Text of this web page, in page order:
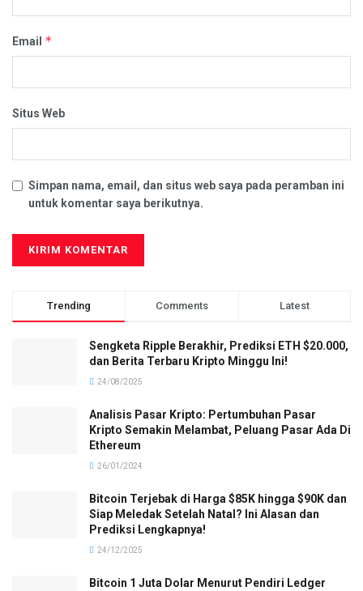
Email *
Situs Web
Simpan nama, email, dan situs web saya pada peramban ini
untuk komentar saya berikutnya.
Trending Comments Latest
Sengketa Ripple Berakhir, Prediksi ETH $20.000,
dan Berita Terbaru Kripto Minggu Ini!
24/08/2025
Analisis Pasar Kripto: Pertumbuhan Pasar
Kripto Semakin Melambat, Peluang Pasar Ada Di
Ethereum
26/01/2024
Bitcoin Terjebak di Harga $85K hingga $90K dan
Siap Meledak Setelah Natal? Ini Alasan dan
Prediksi Lengkapnya!
24/12/2025
Bitcoin 1 Juta Dolar Menurut Pendiri Ledger